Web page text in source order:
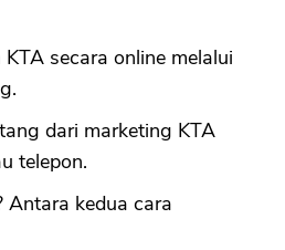
secara online melalui
dari marketing KTA
telepon.
Antara kedua cara